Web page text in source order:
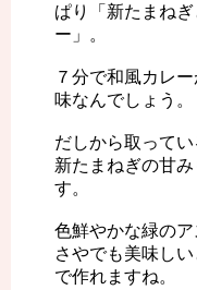
ぱり「新たまね
ー」。
７分で和風カレ
味なんでしょう。
だしから取ってい
新たまねぎの甘
す。
色鮮やかな緑の
さやでも美味し
で作れますね。